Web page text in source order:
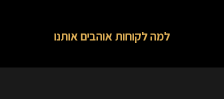
למה לקוחות אוהבים אותנו